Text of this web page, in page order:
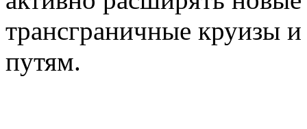
трансграничные круизы
путям.